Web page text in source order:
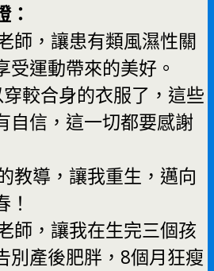
，讓患有類風濕性關
受運動帶來的美好。
合身的衣服了，這些
自信，這一切都要感謝
導，讓我重生，邁向
，讓我在生完三個孩
別產後肥胖，8個月狂瘦